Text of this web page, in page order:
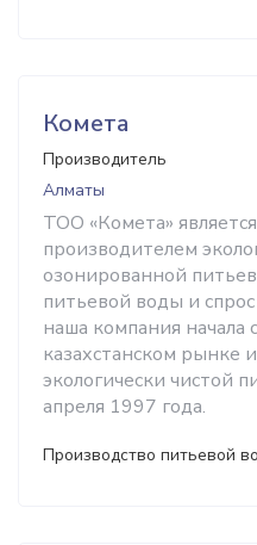
Комета
Производитель
Алматы
ТОО «Комета»
производителем
озонированной
питьевой воды и
наша компания начала
казахстанском рынке
экологически чистой
апреля 1997 года.
Производство питьевой